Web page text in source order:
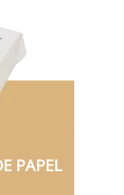
PAPEL